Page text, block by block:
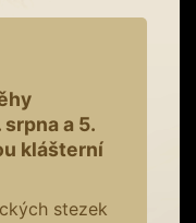
a 5.
klášterní
stezek